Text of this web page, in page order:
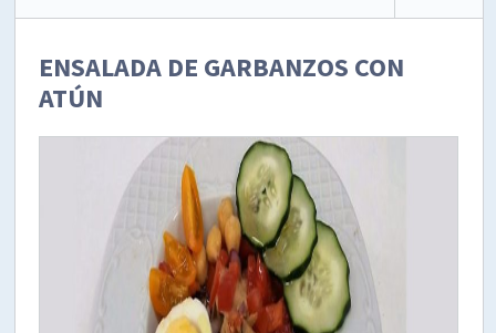
ENSALADA DE GARBANZOS CON
ATÚN